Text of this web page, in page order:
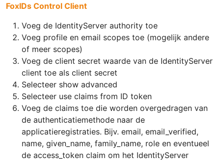
FoxIDs Control Client
Voeg de IdentityServer authority toe
Voeg profile en email scopes toe (mogelijk andere
of meer scopes)
Voeg de client secret waarde van de IdentityServer
client toe als client secret
Selecteer show advanced
Selecteer use claims from ID token
Voeg de claims toe die worden overgedragen van
de authenticatiemethode naar de
applicatieregistraties. Bijv. email, email_verified,
name, given_name, family_name, role en eventueel
de access_token claim om het IdentityServer